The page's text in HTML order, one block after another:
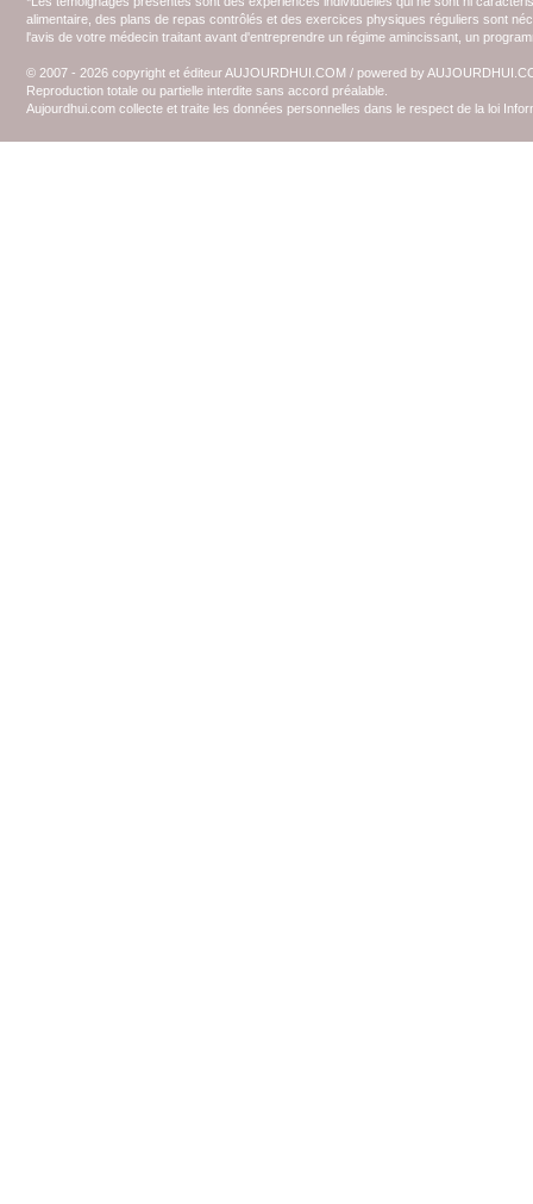
alimentaire, des plans de repas contrôlés et des exercices physiques réguliers sont
l'avis de votre médecin traitant avant d'entreprendre un régime amincissant, un
© 2007 - 2026 copyright et éditeur AUJOURDHUI.COM / powered by
Reproduction totale ou partielle interdite sans accord préalable.
Aujourdhui.com collecte et traite les données personnelles dans le respect de la loi